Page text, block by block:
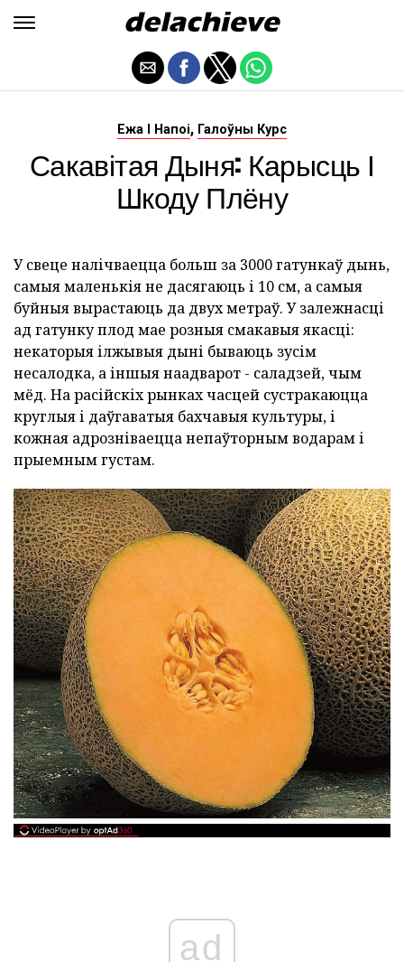
Ежа І Напоі, Галоўны Курс
Сакавітая Дыня: Карысць І
Шкоду Плёну
У свеце налічваецца больш за 3000 гатункаў дынь,
самыя маленькія не дасягаюць і 10 см, а самыя
буйныя вырастаюць да двух метраў. У залежнасці
ад гатунку плод мае розныя смакавыя якасці:
некаторыя ілжывыя дыні бываюць зусім
несалодка, а іншыя наадварот - саладзей, чым
мёд. На расійскіх рынках часцей сустракаюцца
круглыя і даўгаватыя бахчавыя культуры, і
кожная адрозніваецца непаўторным водарам і
прыемным густам.
ad